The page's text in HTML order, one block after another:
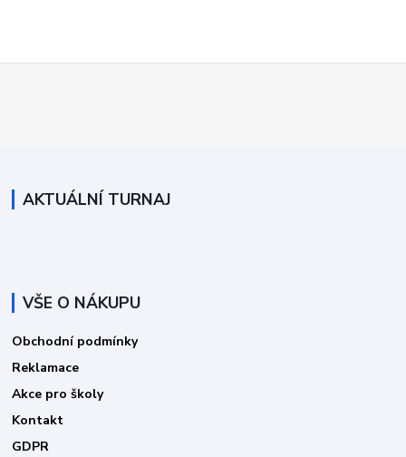
AKTUÁLNÍ TURNAJ
VŠE O NÁKUPU
Obchodní podmínky
Reklamace
Akce pro školy
Kontakt
GDPR